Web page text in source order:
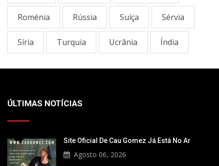
Roménia Rússia Suíça Sérvia
Sí­ria Turquia Ucrânia Índia
ÚLTIMAS NOTÍCIAS
Site Oficial De Cau Gomez Já Está No Ar
Agosto 06, 2026